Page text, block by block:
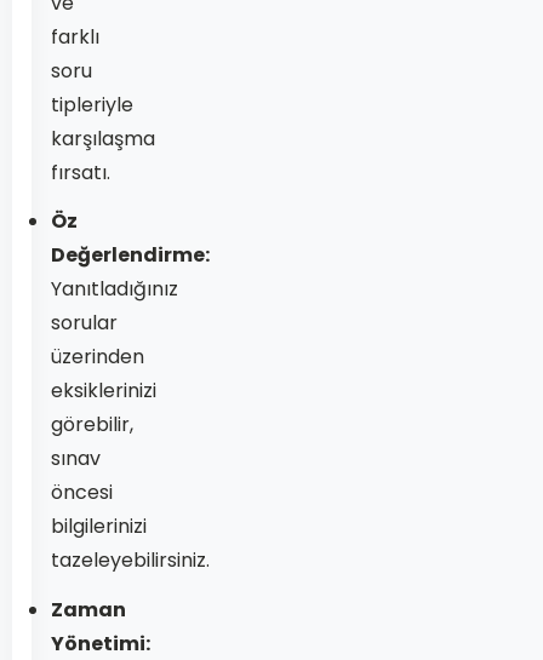
farklı
soru
tipleriyle
karşılaşma
fırsatı.
Öz
Değerlendirme:
Yanıtladığınız
sorular
üzerinden
eksiklerinizi
görebilir,
sınav
öncesi
bilgilerinizi
tazeleyebilirsiniz.
Zaman
Yönetimi: